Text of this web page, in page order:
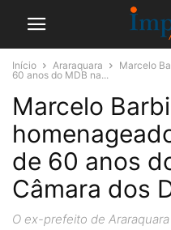
Início Araraquara
Marcelo
60 anos do MDB na...
Marcelo
de 60 anos
Câmara dos
O ex-prefeito de